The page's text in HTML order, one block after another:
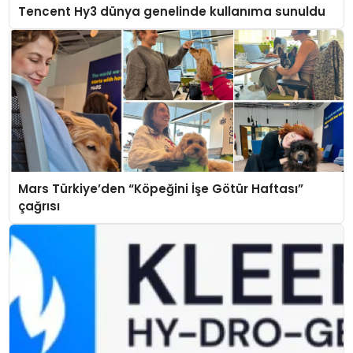
Tencent Hy3 dünya genelinde kullanıma sunuldu
Mars Türkiye’den “Köpeğini İşe Götür Haftası”
çağrısı